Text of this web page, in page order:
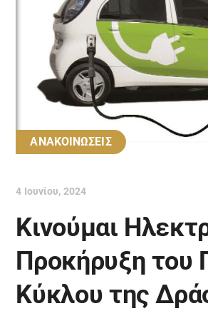
ΑΝΑΚΟΙΝΩΣΕΙΣ
4 Ιουνίου, 2024
Κινούμαι
Προκήρυξη του
Κύκλου της